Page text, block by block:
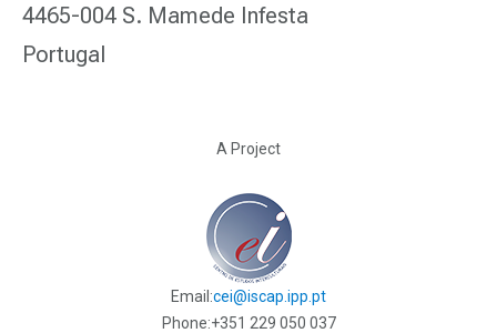
4465-004 S. Mamede Infesta
Portugal
A Project
Email:cei@iscap.ipp.pt
Phone:+351 229 050 037